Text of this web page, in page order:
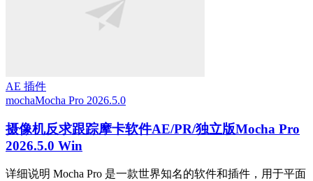
AE 插件
mochaMocha Pro 2026.5.0
摄像机反求跟踪摩卡软件AE/PR/独立版Mocha Pro
2026.5.0 Win
详细说明 Mocha Pro 是一款世界知名的软件和插件，用于平面